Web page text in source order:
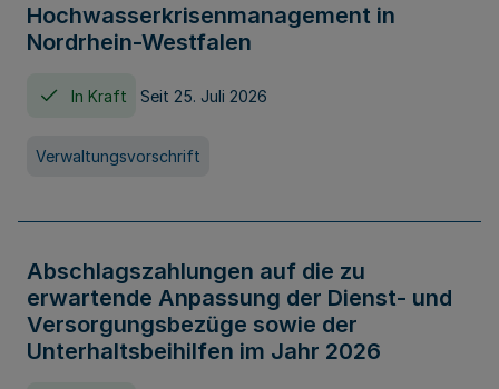
Hochwasserkrisenmanagement in
Nordrhein-Westfalen
In Kraft Seit 25. Juli 2026
Verwaltungsvorschrift
Abschlagszahlungen auf die zu
erwartende Anpassung der Dienst- und
Versorgungsbezüge sowie der
Unterhaltsbeihilfen im Jahr 2026